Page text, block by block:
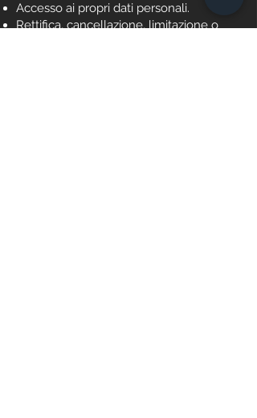
Accesso ai propri dati personali.
Rettifica, cancellazione, limitazione o